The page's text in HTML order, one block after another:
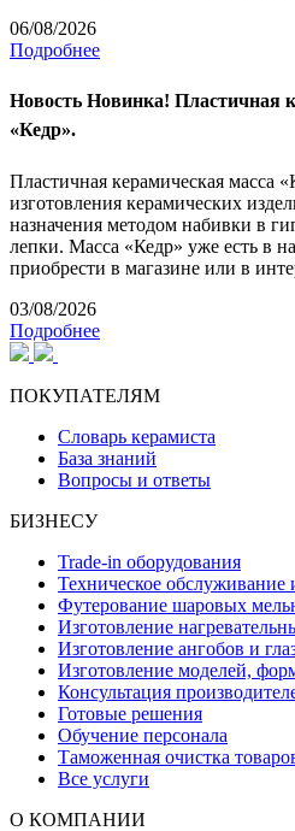
06/08/2026
Подробнее
Новость Новинка! Пластичная
«Кедр».
Пластичная керамическая масса
изготовления керамических
назначения методом набивки в
лепки. Масса «Кедр» уже есть в
приобрести в магазине или в
03/08/2026
Подробнее
ПОКУПАТЕЛЯМ
Словарь керамиста
База знаний
Вопросы и ответы
БИЗНЕСУ
Trade-in оборудования
Техническое обслуживание
Футерование шаровых
Изготовление
Изготовление ангобов и
Изготовление моделей,
Консультация
Готовые решения
Обучение персонала
Таможенная очистка
Все услуги
О КОМПАНИИ